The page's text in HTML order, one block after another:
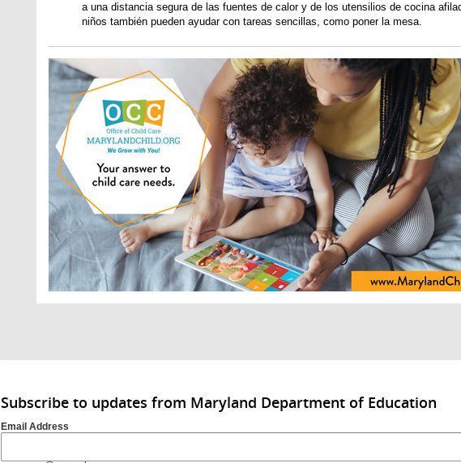
a una distancia segura de las fuentes de calor y de los utensilios de cocina
niños también pueden ayudar con tareas sencillas, como poner la mesa.
Subscribe to updates from Maryland Department of Education
Email Address